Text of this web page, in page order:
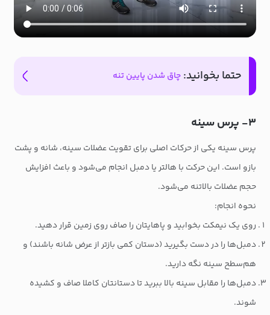
حتما بخوانید: چاق شدن پایین تنه
۳- پرس سینه
پرس سینه یکی از حرکات اصلی برای تقویت عضلات سینه، شانه و پشت
بازو است. این حرکت با هالتر یا دمبل انجام می‌شود و باعث افزایش
حجم عضلات بالاتنه می‌شود.
نحوه انجام:
روی یک نیمکت بخوابید و پاهایتان را صاف روی زمین قرار دهید.
دمبل‌ها را در دست بگیرید (دستان کمی بازتر از عرض شانه باشند) و
هم‌سطح سینه نگه دارید.
دمبل‌ها را مقابل سینه بالا ببرید تا دستانتان کاملا صاف و کشیده
شوند.